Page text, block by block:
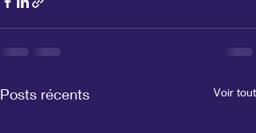
Posts récents Voir tout